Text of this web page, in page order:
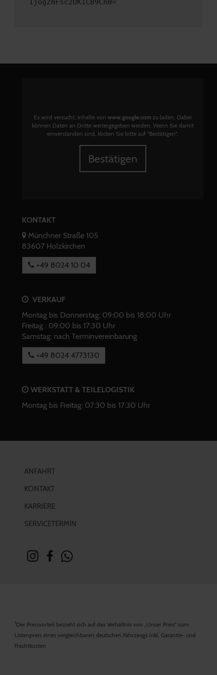
IjogZmFsc2UKICB9Cn0=
Es wird versucht, Inhalte von www.google.comzu laden. Dabei
können Daten an Dritte weitergegeben werden. Wenn Sie damit
einverstanden sind, klicken Sie bitte auf "Bestätigen".
Bestätigen
KONTAKT
Münchner Straße 105
83607 Holzkirchen
+49 8024 10 04
VERKAUF
Montag bis Donnerstag: 09:00 bis 18:00 Uhr
Freitag : 09:00 bis 17:30 Uhr
Samstag: nach Terminvereinbarung
+49 8024 4773130
WERKSTATT & TEILELOGISTIK
Montag bis Freitag: 07:30 bis 17:30 Uhr
ANFAHRT
KONTAKT
KARRIERE
SERVICETERMIN
1Der Preisvorteil bezieht sich auf das Verhältnis von „Unser Preis“ zum
Listenpreis eines vergleichbaren deutschen Fahrzeugs inkl. Garantie- und
Frachtkosten